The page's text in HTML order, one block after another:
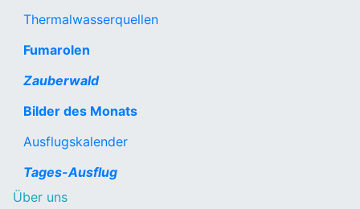
Thermalwasserquellen
Fumarolen
Zauberwald
Bilder des Monats
Ausflugskalender
Tages-Ausflug
Über uns